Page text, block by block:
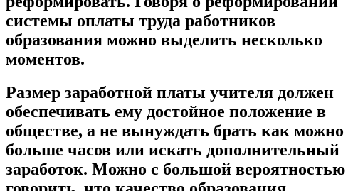
системы оплаты труда работников
образования можно выделить несколько
моментов.
Размер заработной платы учителя должен
обеспечивать ему достойное положение в
обществе, а не вынуждать брать как можно
больше часов или искать дополнительный
заработок. Можно с большой вероятностью